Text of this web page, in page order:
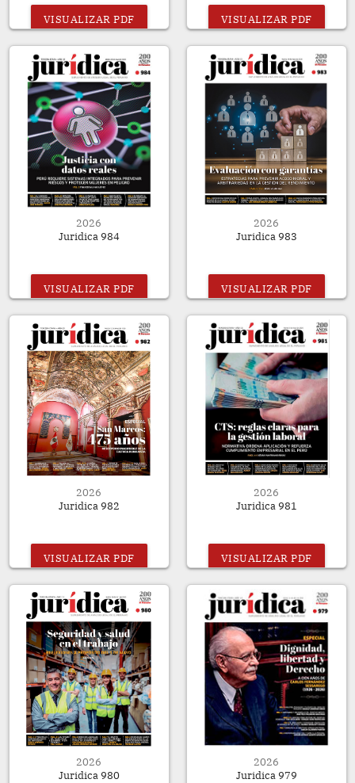
VISUALIZAR PDF VISUALIZAR PDF
2026
Juridica 984
VISUALIZAR PDF
2026
Juridica 983
VISUALIZAR PDF
2026
Juridica 982
VISUALIZAR PDF
2026
Juridica 981
VISUALIZAR PDF
2026
Juridica 980
2026
Juridica 979